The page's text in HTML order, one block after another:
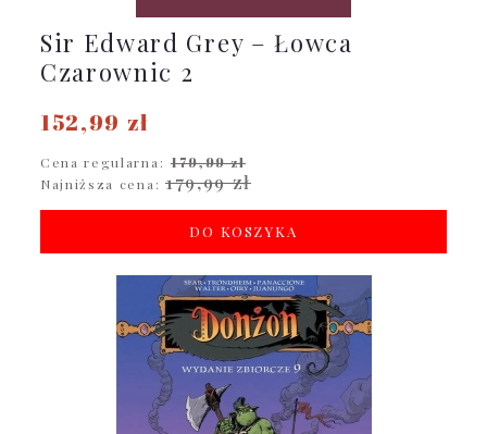
Sir Edward Grey – Łowca
Czarownic 2
152,99 zł
Cena regularna: 179,99 zł
Najniższa cena: 179,99 zł
DO KOSZYKA